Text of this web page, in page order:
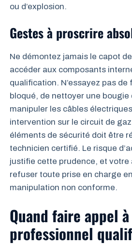
ou d’explosion.
Gestes à proscrire
Ne démontez jamais le capot
accéder aux composants
qualification. N’essayez pas
bloqué, de nettoyer une bougie
manipuler les câbles
intervention sur le circuit de
éléments de sécurité doit être
technicien certifié. Le risque
justifie cette prudence, et votre
refuser toute prise en charge
manipulation non conforme.
Quand faire appel
professionnel